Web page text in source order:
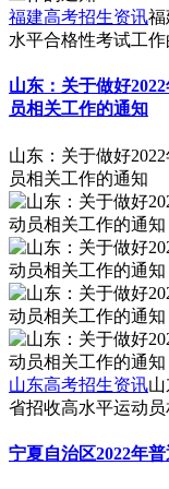
福建高考招生资讯福
水平合格性考试工
山东：关于做好
员相关工作的通知
山东：关于做好
员相关工作的通知
山东高考招生资讯
省招收高水平运动
宁夏自治区2022年